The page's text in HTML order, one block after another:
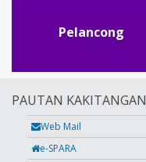
Pelancong
PAUTAN KAKITANGAN
Web Mail
e-SPARA